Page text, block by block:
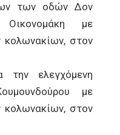
των οδών Δον
με
κολωνακίων, στον
ελεγχόμενη
με
κολωνακίων, στον